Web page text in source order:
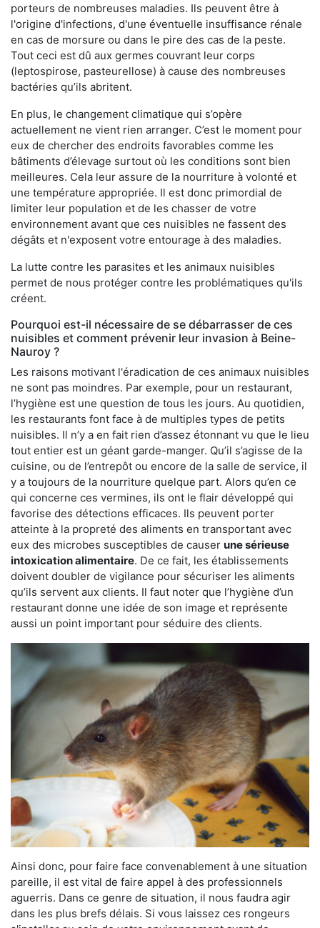
porteurs de nombreuses maladies. Ils peuvent être à
l'origine d'infections, d'une éventuelle insuffisance rénale
en cas de morsure ou dans le pire des cas de la peste.
Tout ceci est dû aux germes couvrant leur corps
(leptospirose, pasteurellose) à cause des nombreuses
bactéries qu’ils abritent.
En plus, le changement climatique qui s’opère
actuellement ne vient rien arranger. C’est le moment pour
eux de chercher des endroits favorables comme les
bâtiments d’élevage surtout où les conditions sont bien
meilleures. Cela leur assure de la nourriture à volonté et
une température appropriée. Il est donc primordial de
limiter leur population et de les chasser de votre
environnement avant que ces nuisibles ne fassent des
dégâts et n'exposent votre entourage à des maladies.
La lutte contre les parasites et les animaux nuisibles
permet de nous protéger contre les problématiques qu'ils
créent.
Pourquoi est-il nécessaire de se débarrasser de ces
nuisibles et comment prévenir leur invasion à Beine-
Nauroy ?
Les raisons motivant l'éradication de ces animaux nuisibles
ne sont pas moindres. Par exemple, pour un restaurant,
l’hygiène est une question de tous les jours. Au quotidien,
les restaurants font face à de multiples types de petits
nuisibles. Il n’y a en fait rien d’assez étonnant vu que le lieu
tout entier est un géant garde-manger. Qu’il s’agisse de la
cuisine, ou de l’entrepôt ou encore de la salle de service, il
y a toujours de la nourriture quelque part. Alors qu’en ce
qui concerne ces vermines, ils ont le flair développé qui
favorise des détections efficaces. Ils peuvent porter
atteinte à la propreté des aliments en transportant avec
eux des microbes susceptibles de causer une sérieuse
intoxication alimentaire. De ce fait, les établissements
doivent doubler de vigilance pour sécuriser les aliments
qu’ils servent aux clients. Il faut noter que l’hygiène d’un
restaurant donne une idée de son image et représente
aussi un point important pour séduire des clients.
Ainsi donc, pour faire face convenablement à une situation
pareille, il est vital de faire appel à des professionnels
aguerris. Dans ce genre de situation, il nous faudra agir
dans les plus brefs délais. Si vous laissez ces rongeurs